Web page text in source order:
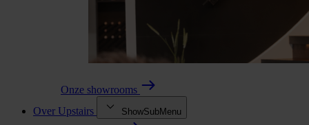
Onze showrooms
Over Upstairs
ShowSubMenu